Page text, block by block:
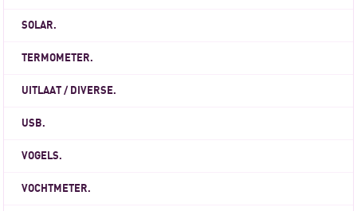
SOLAR.
TERMOMETER.
UITLAAT / DIVERSE.
USB.
VOGELS.
VOCHTMETER.